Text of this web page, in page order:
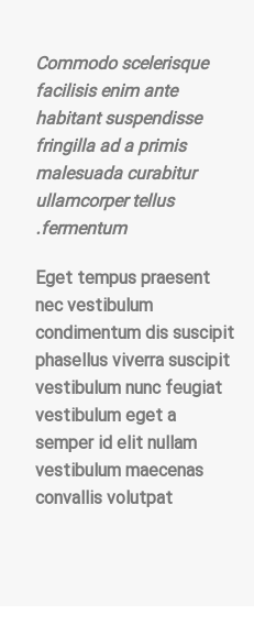
Commodo scelerisque
facilisis enim ante
habitant suspendisse
fringilla ad a primis
malesuada curabitur
ullamcorper tellus
fermentum.
Eget tempus praesent
nec vestibulum
condimentum dis suscipit
phasellus viverra suscipit
vestibulum nunc feugiat
vestibulum eget a
semper id elit nullam
vestibulum maecenas
convallis volutpat